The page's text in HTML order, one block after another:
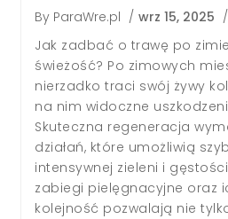
ByParaWre.pl / gru 25, 2025
Czy begonia sprawdzi się
balkonie? Odpowiedź
od odmiany begonii,
staranności w utrzymaniu
warunków uprawy.
początku wyjaśnić:
rośnie w półcieniu lub
jednak niektóre
słońce, jeśli zapewnimy im